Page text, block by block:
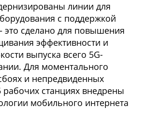
линии для
с поддержкой
это сделано для повышения
эффективности и
выпуска всего 5G-
Для моментального
и непредвиденных
рабочих станциях внедрены
мобильного интернета